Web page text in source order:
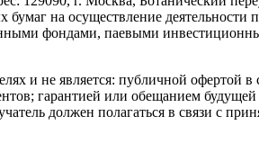
на осуществление
фондами, паевыми
и не является: публичной офертой
гарантией или обещанием
должен полагаться в связи с